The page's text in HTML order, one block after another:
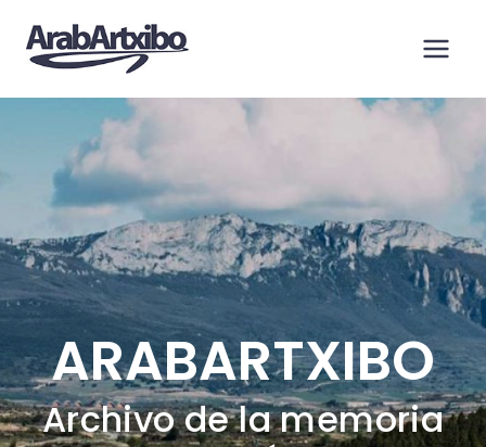
contenido
ARABARTXIBO
Archivo de la memoria